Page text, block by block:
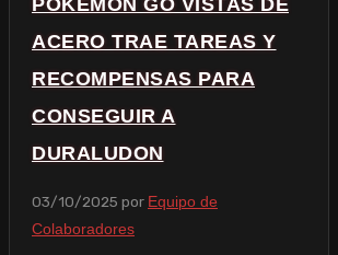
ACERO TRAE TAREAS Y
RECOMPENSAS PARA
CONSEGUIR A
DURALUDON
03/10/2025 por Equipo de
Colaboradores